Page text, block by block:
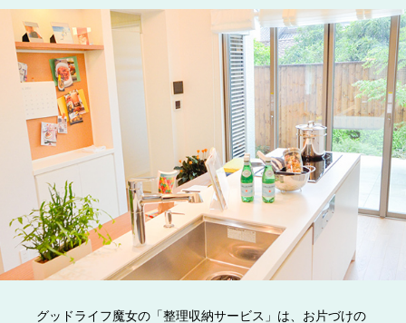
グッドライフ魔女の「整理収納サービス」は、お片づけの